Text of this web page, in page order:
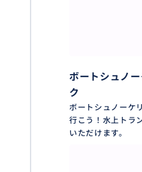
ボートシュノ
ク
ボートシュノーケ
行こう！水上トラ
いただけます。